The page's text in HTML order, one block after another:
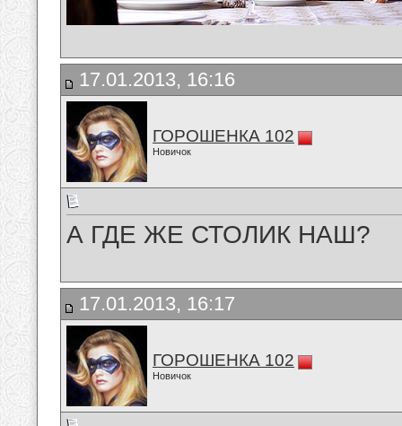
17.01.2013, 16:16
ГОРОШЕНКА 102
Новичок
А ГДЕ ЖЕ СТОЛИК НАШ?
17.01.2013, 16:17
ГОРОШЕНКА 102
Новичок